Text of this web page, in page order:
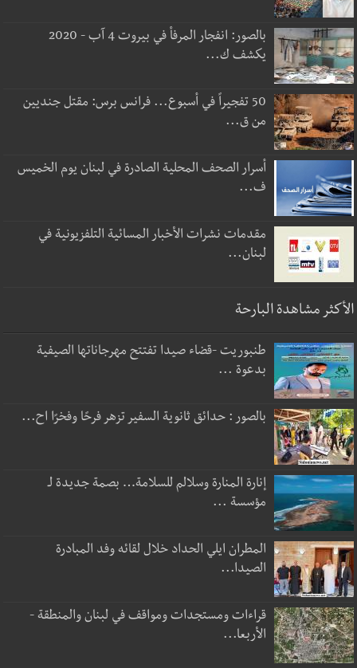
بالصور: انفجار المرفأ في بيروت 4 آب - 2020
يكشف ك...
50 تفجيراً في أسبوع... فرانس برس: مقتل جنديين
من ق...
أسرار الصحف المحلية الصادرة في لبنان يوم الخميس
ف...
مقدمات نشرات الأخبار المسائية التلفزيونية في
لبنان...
الأكثر مشاهدة البارحة
طنبوريت -قضاء صيدا تفتتح مهرجاناتها الصيفية
بدعوة ...
بالصور : حدائق ثانوية السفير تزهر فرحًا وفخرًا اح...
إنارة المنارة وسلالم للسلامة… بصمة جديدة لـ
مؤسسة ...
المطران ايلي الحداد خلال لقائه وفد المبادرة
الصيدا...
قراءات ومستجدات ومواقف في لبنان والمنطقة -
الأربعا...